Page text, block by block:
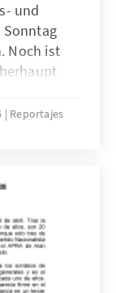
und
Noch ist
Kongress
Reportajes